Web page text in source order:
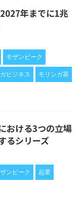
年までに1兆
モザンビーク
ビジネス モリンガ茶
おける3つの立場
るシリーズ
ンビーク 起業